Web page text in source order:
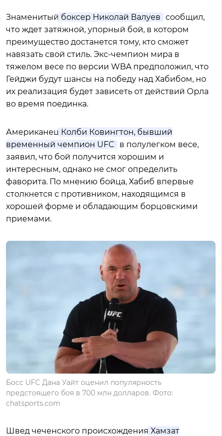
Знаменитый боксер Николай Валуев сообщил,
что ждет затяжной, упорный бой, в котором
преимущество достанется тому, кто сможет
навязать свой стиль. Экс-чемпион мира в
тяжелом весе по версии WBA предположил, что
Гейджи будут шансы на победу над Хабибом, но
их реализация будет зависеть от действий Орла
во время поединка.
Американец Колби Ковингтон, бывший
временный чемпион UFC
в полулегком весе,
заявил, что бой получится хорошим и
интересным, однако не смог определить
фаворита. По мнению бойца, Хабиб впервые
столкнется с противником, находящимся в
хорошей форме и обладающим борцовскими
приемами.
Босс UFC Дана Уайт оценил популярность
предстоящего боя в 700 млн долларов. Фото:
chatsports.com
Швед чеченского происхождения Хамзат